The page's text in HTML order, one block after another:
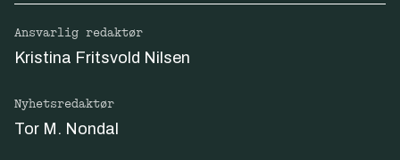
Ansvarlig redaktør
Kristina Fritsvold Nilsen
Nyhetsredaktør
Tor M. Nondal